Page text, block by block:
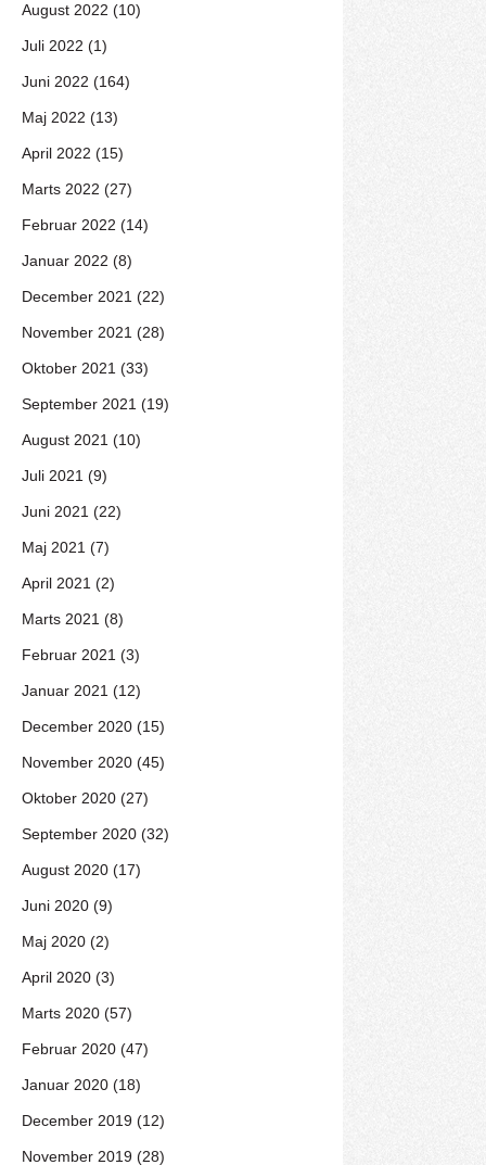
August 2022 (10)
Juli 2022 (1)
Juni 2022 (164)
Maj 2022 (13)
April 2022 (15)
Marts 2022 (27)
Februar 2022 (14)
Januar 2022 (8)
December 2021 (22)
November 2021 (28)
Oktober 2021 (33)
September 2021 (19)
August 2021 (10)
Juli 2021 (9)
Juni 2021 (22)
Maj 2021 (7)
April 2021 (2)
Marts 2021 (8)
Februar 2021 (3)
Januar 2021 (12)
December 2020 (15)
November 2020 (45)
Oktober 2020 (27)
September 2020 (32)
August 2020 (17)
Juni 2020 (9)
Maj 2020 (2)
April 2020 (3)
Marts 2020 (57)
Februar 2020 (47)
Januar 2020 (18)
December 2019 (12)
November 2019 (28)